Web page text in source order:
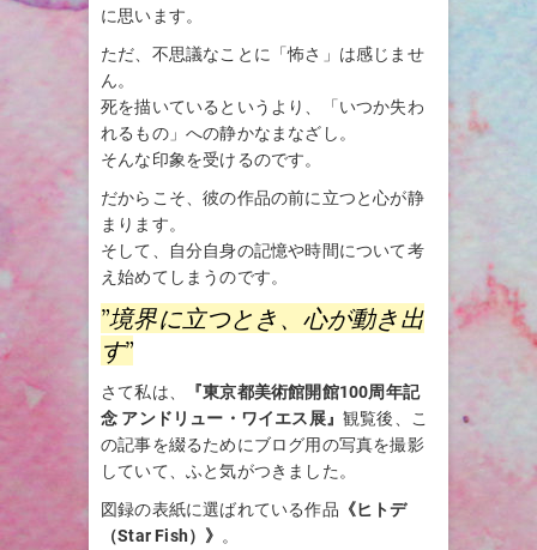
に思います。
ただ、不思議なことに「怖さ」は感じませ
ん。
死を描いているというより、「いつか失わ
れるもの」への静かなまなざし。
そんな印象を受けるのです。
だからこそ、彼の作品の前に立つと心が静
まります。
そして、自分自身の記憶や時間について考
え始めてしまうのです。
”境界に立つとき、心が動き出
す”
さて私は、
『東京都美術館開館100周年記
念 アンドリュー・ワイエス展』 観覧後、こ
の記事を綴るためにブログ用の写真を撮影
していて、ふと気がつきました。
図録の表紙に選ばれている作品 《ヒトデ
（Star Fish）》 。